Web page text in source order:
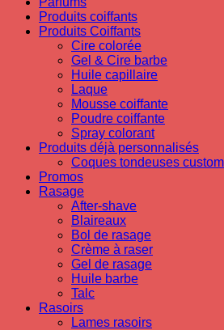
Produits coiffants
Produits Coiffants
Cire colorée
Gel & Cire barbe
Huile capillaire
Laque
Mousse coiffante
Poudre coiffante
Spray colorant
Produits déjà personnalisés
Coques tondeuses
Promos
Rasage
After-shave
Blaireaux
Bol de rasage
Crème à raser
Gel de rasage
Huile barbe
Talc
Rasoirs
Lames rasoirs